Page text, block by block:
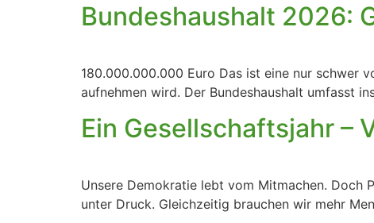
Bundeshaushalt 2026:
180.000.000.000 Euro Das ist eine nur schwer
aufnehmen wird. Der Bundeshaushalt umfasst
Ein Gesellschaftsjahr –
Unsere Demokratie lebt vom Mitmachen. Doch
unter Druck. Gleichzeitig brauchen wir mehr